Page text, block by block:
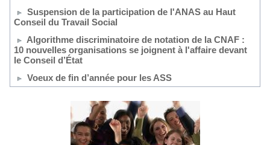
Suspension de la participation de l'ANAS au Haut
Conseil du Travail Social
Algorithme discriminatoire de notation de la CNAF :
10 nouvelles organisations se joignent à l'affaire devant
le Conseil d’État
Voeux de fin d’année pour les ASS